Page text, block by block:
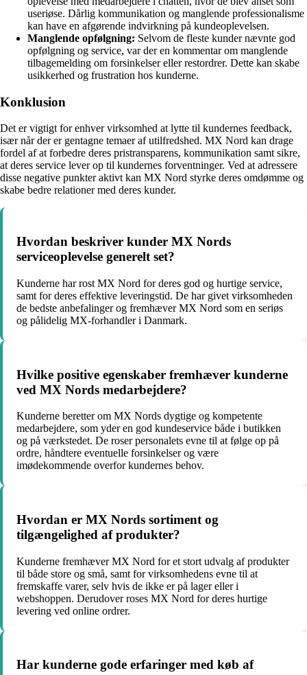
useriøse. Dårlig kommunikation og manglende professionalisme
kan have en afgørende indvirkning på kundeoplevelsen.
Manglende opfølgning: Selvom de fleste kunder nævnte god
opfølgning og service, var der en kommentar om manglende
tilbagemelding om forsinkelser eller restordrer. Dette kan skabe
usikkerhed og frustration hos kunderne.
Konklusion
Det er vigtigt for enhver virksomhed at lytte til kundernes feedback,
især når der er gentagne temaer af utilfredshed. MX Nord kan drage
fordel af at forbedre deres pristransparens, kommunikation samt sikre,
at deres service lever op til kundernes forventninger. Ved at adressere
disse negative punkter aktivt kan MX Nord styrke deres omdømme og
skabe bedre relationer med deres kunder.
Hvordan beskriver kunder MX Nords
serviceoplevelse generelt set?
Kunderne har rost MX Nord for deres god og hurtige service,
samt for deres effektive leveringstid. De har givet virksomheden
de bedste anbefalinger og fremhæver MX Nord som en seriøs
og pålidelig MX-forhandler i Danmark.
Hvilke positive egenskaber fremhæver kunderne
ved MX Nords medarbejdere?
Kunderne beretter om MX Nords dygtige og kompetente
medarbejdere, som yder en god kundeservice både i butikken
og på værkstedet. De roser personalets evne til at følge op på
ordre, håndtere eventuelle forsinkelser og være
imødekommende overfor kundernes behov.
Hvordan er MX Nords sortiment og
tilgængelighed af produkter?
Kunderne fremhæver MX Nord for et stort udvalg af produkter
til både store og små, samt for virksomhedens evne til at
fremskaffe varer, selv hvis de ikke er på lager eller i
webshoppen. Derudover roses MX Nord for deres hurtige
levering ved online ordrer.
Har kunderne gode erfaringer med køb af